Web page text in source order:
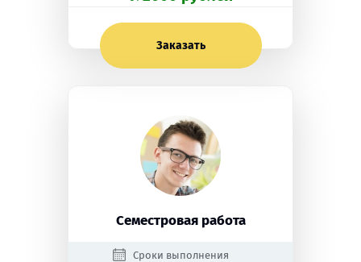
Заказать
Семестровая работа
Сроки выполнения